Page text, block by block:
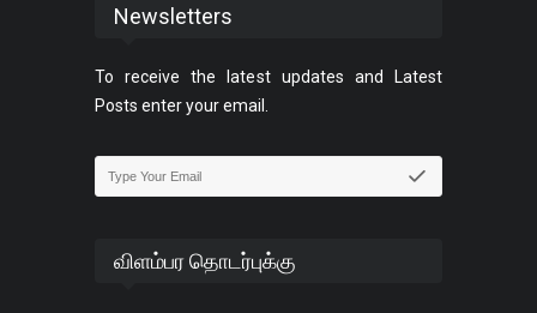
Newsletters
To receive the latest updates and Latest
Posts enter your email.
விளம்பர தொடர்புக்கு